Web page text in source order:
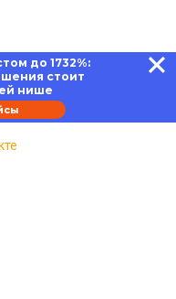
до 1732%:
стоит
нише